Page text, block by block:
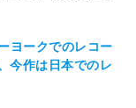
ークでのレコー
今作は日本でのレ